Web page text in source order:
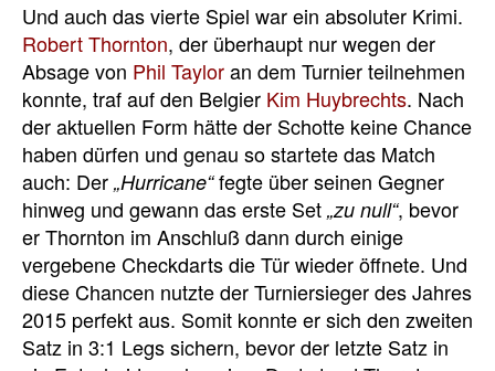
Und auch das vierte Spiel war ein absoluter Krimi.
Robert Thornton, der überhaupt nur wegen der
Absage von Phil Tayloran dem Turnier teilnehmen
konnte, traf auf den Belgier Kim Huybrechts. Nach
der aktuellen Form hätte der Schotte keine Chance
haben dürfen und genau so startete das Match
auch: Der „Hurricane“fegte über seinen Gegner
hinweg und gewann das erste Set „zu null“, bevor
er Thornton im Anschluß dann durch einige
vergebene Checkdarts die Tür wieder öffnete. Und
diese Chancen nutzte der Turniersieger des Jahres
2015 perfekt aus. Somit konnte er sich den zweiten
Satz in 3:1 Legs sichern, bevor der letzte Satz in